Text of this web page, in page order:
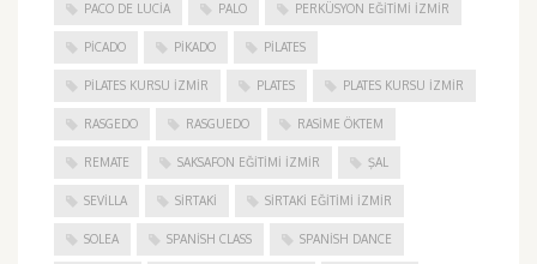
PACO DE LUCIA PALO PERKÜSYON EĞITIMI İZMIR
PICADO PIKADO PILATES
PILATES KURSU İZMIR PLATES PLATES KURSU İZMIR
RASGEDO RASGUEDO RASIME ÖKTEM
REMATE SAKSAFON EĞITIMI İZMIR ŞAL
SEVILLA SIRTAKI SIRTAKI EĞITIMI İZMIR
SOLEA SPANISH CLASS SPANISH DANCE